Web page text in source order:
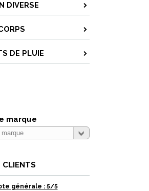
DIVERSE
DE PLUIE
marque
CLIENTS
générale : 5/5